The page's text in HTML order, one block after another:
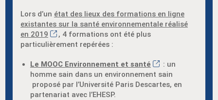
Lors d’un état des lieux des formations en ligne
existantes sur la santé environnementale réalisé
en 2019
, 4 formations ont été plus
particulièrement repérées :
Le MOOC Environnement et santé
: un
homme sain dans un environnement sain
proposé par l’Université Paris Descartes, en
partenariat avec l’EHESP.